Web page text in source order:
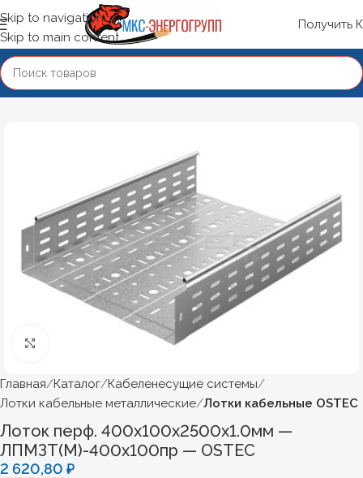
Skip to navigation
Skip to main content
Получить
Нажмите, чтобы увеличить
Главная Каталог Кабеленесущие системы
Лотки кабельные металлические Лотки кабельные OSTEC
Лоток перф. 400х100х2500х1.0мм —
ЛПМЗТ(М)-400х100пр — OSTEC
2 620,80 ₽